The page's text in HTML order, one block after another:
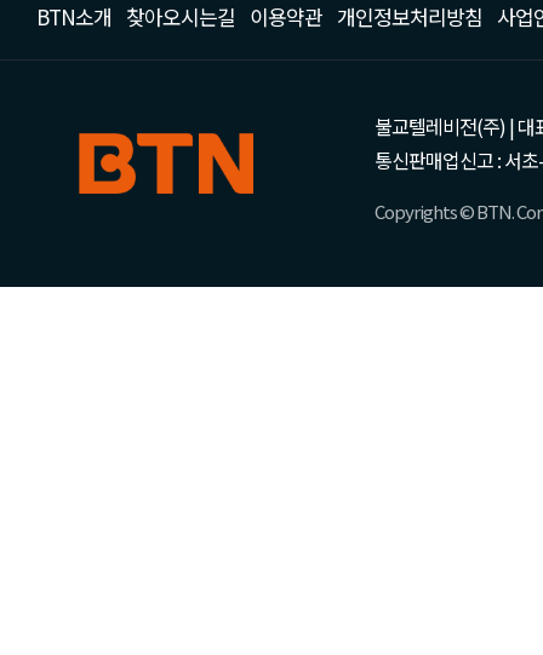
BTN소개 찾아오시는길 이용약관 개인정보처리방침 사업
불교텔레비전(주) | 대
통신판매업신고 : 서
Copyrights © BTN.